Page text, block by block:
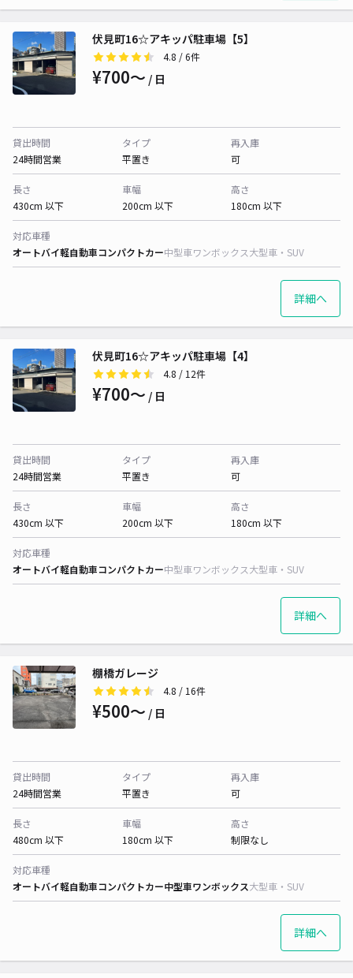
伏見町16☆アキッパ駐車場【5】
4.8 / 6件
¥700〜 / 日
貸出時間
24時間営業
タイプ
平置き
再入庫
可
長さ
430cm 以下
車幅
200cm 以下
高さ
180cm 以下
対応車種
オートバイ軽自動車コンパクトカー中型車ワンボックス大型車・SUV
詳細へ
伏見町16☆アキッパ駐車場【4】
4.8 / 12件
¥700〜 / 日
貸出時間
24時間営業
タイプ
平置き
再入庫
可
長さ
430cm 以下
車幅
200cm 以下
高さ
180cm 以下
対応車種
オートバイ軽自動車コンパクトカー中型車ワンボックス大型車・SUV
詳細へ
棚橋ガレージ
4.8 / 16件
¥500〜 / 日
貸出時間
24時間営業
タイプ
平置き
再入庫
可
長さ
480cm 以下
車幅
180cm 以下
高さ
制限なし
対応車種
オートバイ軽自動車コンパクトカー中型車ワンボックス大型車・SUV
詳細へ